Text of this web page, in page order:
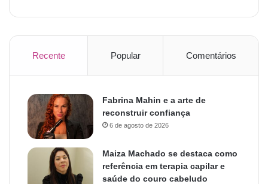
Recente Popular Comentários
Fabrina Mahin e a arte de
reconstruir confiança
6 de agosto de 2026
Maiza Machado se destaca como
referência em terapia capilar e
saúde do couro cabeludo